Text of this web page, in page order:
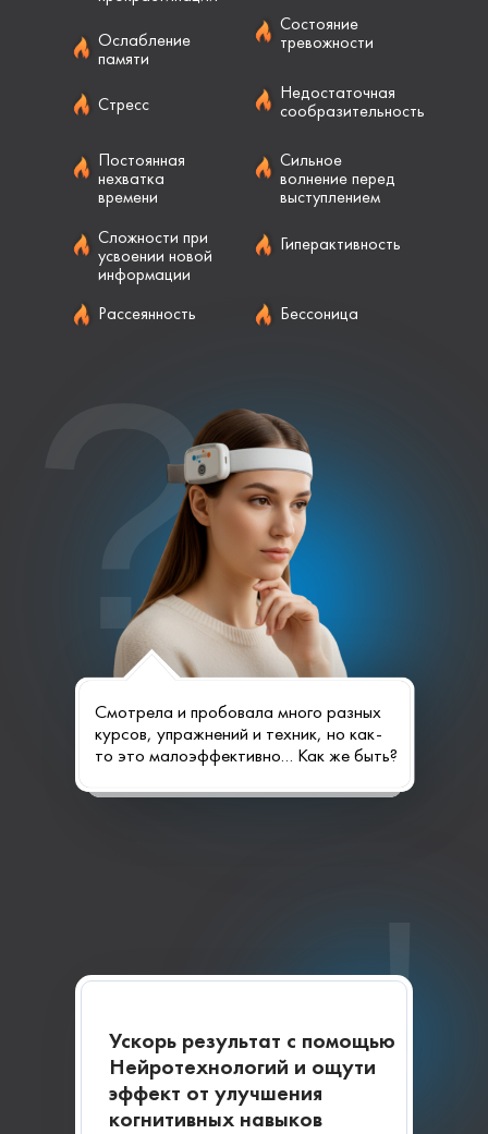
?
Рассеянность
Постоянная
нехватка
времени
Стресс
Сложности при
усвоении новой
информации
Ослабление
памяти
Состояние
тревожности
Недостаточная
сообразительность
Бессоница
Гиперактивность
Сильное
волнение перед
выступлением
!
Смотрела и пробовала много разных
курсов, упражнений и техник, но как-
то это малоэффективно… Как же быть?
Ускорь результат с помощью
Нейротехнологий и ощути
эффект от улучшения
когнитивных навыков